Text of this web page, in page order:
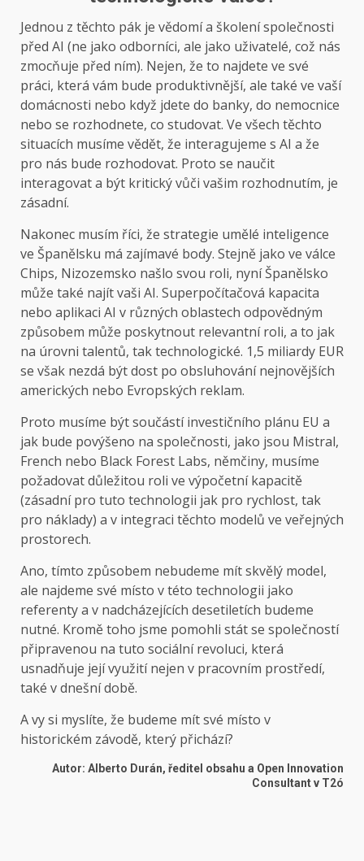
Jednou z těchto pák je vědomí a školení společnosti
před AI (ne jako odborníci, ale jako uživatelé, což nás
zmocňuje před ním). Nejen, že to najdete ve své
práci, která vám bude produktivnější, ale také ve vaší
domácnosti nebo když jdete do banky, do nemocnice
nebo se rozhodnete, co studovat. Ve všech těchto
situacích musíme vědět, že interagujeme s AI a že
pro nás bude rozhodovat. Proto se naučit
interagovat a být kritický vůči vašim rozhodnutím, je
zásadní.
Nakonec musím říci, že strategie umělé inteligence
ve Španělsku má zajímavé body. Stejně jako ve válce
Chips, Nizozemsko našlo svou roli, nyní Španělsko
může také najít vaši AI. Superpočítačová kapacita
nebo aplikaci AI v různých oblastech odpovědným
způsobem může poskytnout relevantní roli, a to jak
na úrovni talentů, tak technologické. 1,5 miliardy EUR
se však nezdá být dost po obsluhování nejnovějších
amerických nebo Evropských reklam.
Proto musíme být součástí investičního plánu EU a
jak bude povýšeno na společnosti, jako jsou Mistral,
French nebo Black Forest Labs, němčiny, musíme
požadovat důležitou roli ve výpočetní kapacitě
(zásadní pro tuto technologii jak pro rychlost, tak
pro náklady) a v integraci těchto modelů ve veřejných
prostorech.
Ano, tímto způsobem nebudeme mít skvělý model,
ale najdeme své místo v této technologii jako
referenty a v nadcházejících desetiletích budeme
nutné. Kromě toho jsme pomohli stát se společností
připravenou na tuto sociální revoluci, která
usnadňuje její využití nejen v pracovním prostředí,
také v dnešní době.
A vy si myslíte, že budeme mít své místo v
historickém závodě, který přichází?
Autor: Alberto Durán, ředitel obsahu a Open Innovation
Consultant v T2ó